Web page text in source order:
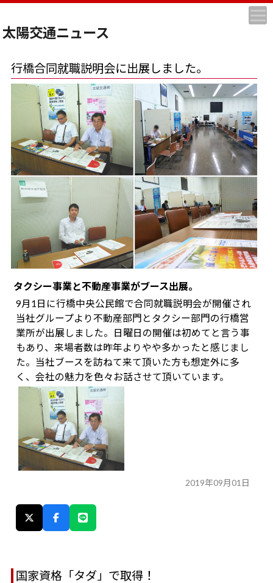
太陽交通ニュース
行橋合同就職説明会に出展しました。
タクシー事業と不動産事業がブース出展。
9月1日に行橋中央公民館で合同就職説明会が開催され
当社グループより不動産部門とタクシー部門の行橋営
業所が出展しました。日曜日の開催は初めてと言う事
もあり、来場者数は昨年よりやや多かったと感じまし
た。当社ブースを訪ねて来て頂いた方も想定外に多
く、会社の魅力を色々お話させて頂いています。
2019年09月01日
国家資格「タダ」で取得！